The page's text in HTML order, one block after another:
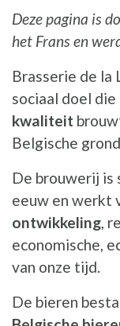
Deze pagina is
het Frans en
Brasserie de la
sociaal doel die
kwaliteit
Belgische
De brouwerij
eeuw en werkt
ontwikkeling,
economische,
van onze tijd.
De bieren